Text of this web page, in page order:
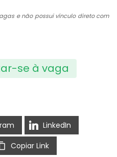
e não possui vínculo direto com
se à vaga
LinkedIn
Copiar Link